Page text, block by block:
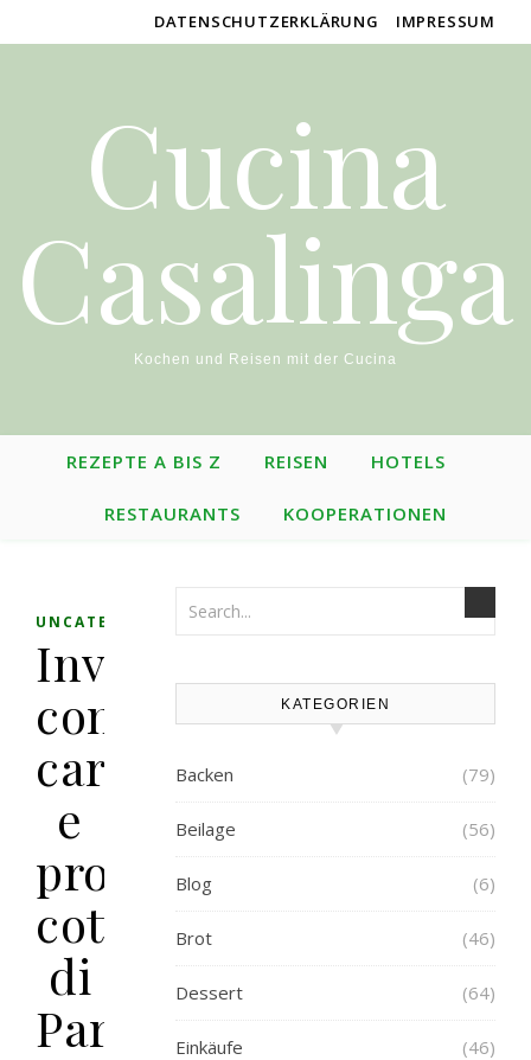
DATENSCHUTZERKLÄRUNG IMPRESSUM
Cucina
Casalinga
Kochen und Reisen mit der Cucina
REZEPTE A BIS Z REISEN HOTELS
RESTAURANTS KOOPERATIONEN
UNCATEGORIZED
Involtini
con
carciofi
e
prosciutto
cotto
di
Parma
KATEGORIEN
Backen (79)
Beilage (56)
Blog (6)
Brot (46)
Dessert (64)
Einkäufe (46)